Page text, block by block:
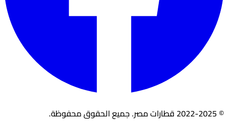
© 2022-2025 قطارات مصر. جميع الحقوق محفوظة.